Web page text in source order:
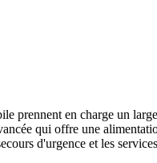
prennent en charge un
qui offre une
d'urgence et les